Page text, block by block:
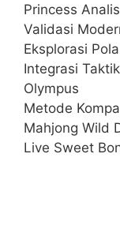
Princess
Validasi
Eksplorasi
Integrasi
Olympus
Metode
Mahjong Wild
Live Sweet